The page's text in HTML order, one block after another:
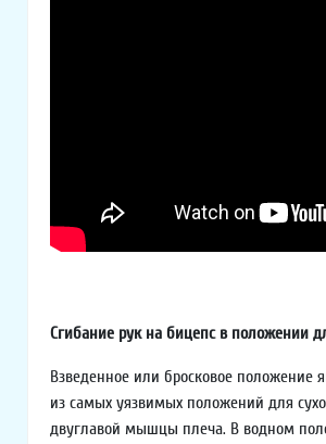
Сгибание рук на бицепс в положении
Взведенное или бросковое положение
из самых уязвимых положений для
двуглавой мышцы плеча. В водном